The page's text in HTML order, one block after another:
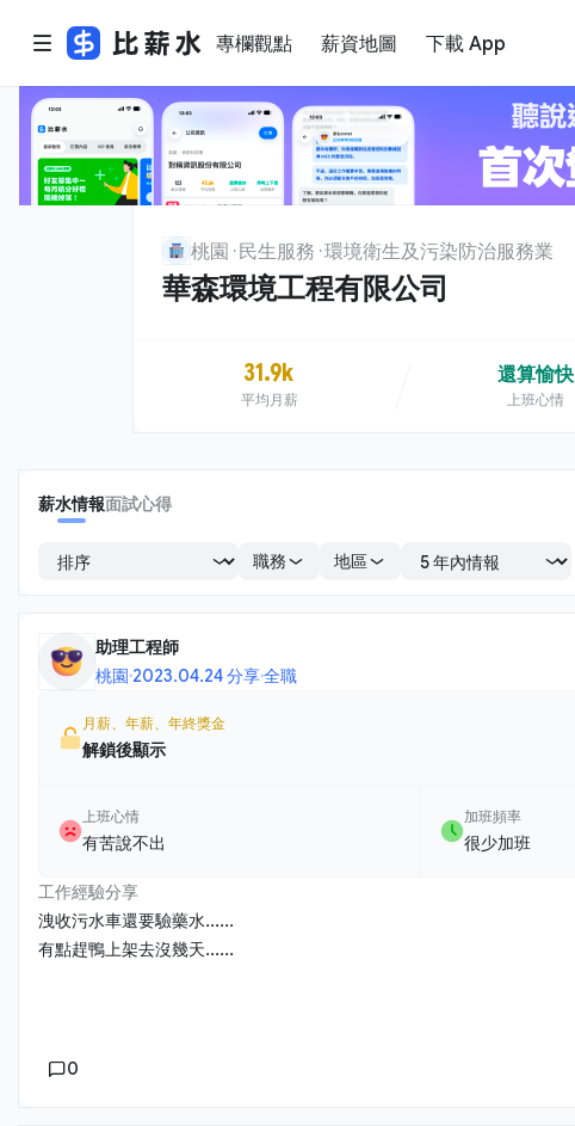
專欄觀點 薪資地圖 下載 App
桃園 民生服務 環境衛生及污染防治服務業
華森環境工程有限公司
31.9k
平均月薪
還算愉快
上班心情
薪水情報面試心得
職務 地區
助理工程師
桃園·2023.04.24 分享·全職
月薪、年薪、年終獎金
解鎖後顯示
上班心情
有苦說不出
加班頻率
很少加班
工作經驗分享
洩收污水車還要驗藥水......
有點趕鴨上架去沒幾天......
0